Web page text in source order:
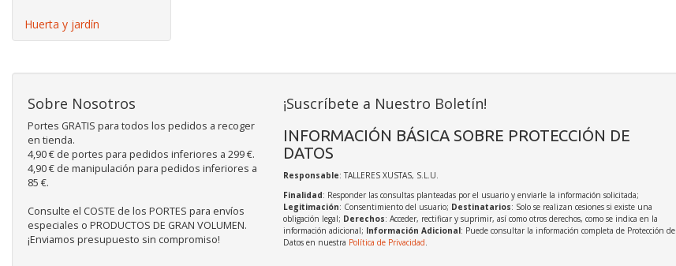
Huerta y jardín
Sobre Nosotros
Portes GRATIS para todos los pedidos a recoger
en tienda.
4,90 € de portes para pedidos inferiores a 299 €.
4,90 € de manipulación para pedidos inferiores a
85 €.
Consulte el COSTE de los PORTES para envíos
especiales o PRODUCTOS DE GRAN VOLUMEN.
¡Enviamos presupuesto sin compromiso!
¡Suscríbete a Nuestro Boletín!
INFORMACIÓN BÁSICA SOBRE PROTECCIÓN DE
DATOS
Responsable: TALLERES XUSTAS, S.L.U.
Finalidad: Responder las consultas planteadas por el usuario y enviarle la información solicitada;
Legitimación: Consentimiento del usuario; Destinatarios: Solo se realizan cesiones si existe una
obligación legal; Derechos: Acceder, rectificar y suprimir, así como otros derechos, como se indica en la
información adicional; Información Adicional: Puede consultar la información completa de Protección de
Datos en nuestra Política de Privacidad.